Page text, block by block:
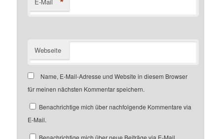
Webseite
Name, E-Mail-Adresse und Website in diesem Browser
für meinen nächsten Kommentar speichern.
Benachrichtige mich über nachfolgende Kommentare via
E-Mail.
Benachrichtige mich über neue Beiträge via E-Mail.